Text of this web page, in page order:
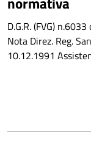
D.G.R. (FVG)
Nota Direz. Reg.
10.12.1991